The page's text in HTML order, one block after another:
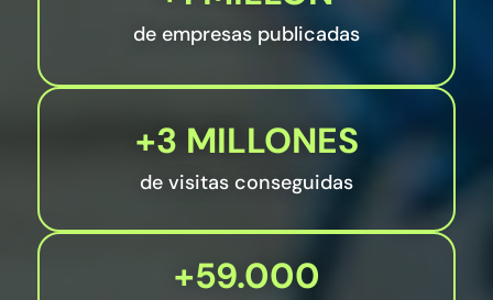
de empresas publicadas
+3 MILLONES
de visitas conseguidas
+59.000